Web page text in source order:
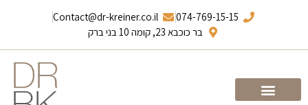
074-769-15-15
Contact@dr-kreiner.co.il
בר כוכבא 23, קומה 10 בני ברק